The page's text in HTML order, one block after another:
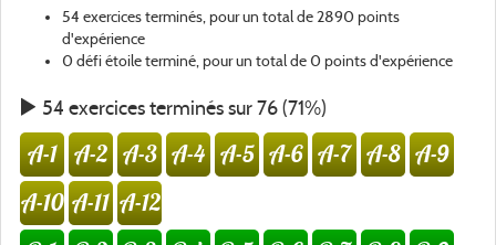
54 exercices terminés, pour un total de 2890 points
d'expérience
0 défi étoile terminé, pour un total de 0 points d'expérience
54 exercices terminés sur 76 (71%)
A-1 A-2 A-3 A-4 A-5 A-6 A-7 A-8 A-9
A-10 A-11 A-12